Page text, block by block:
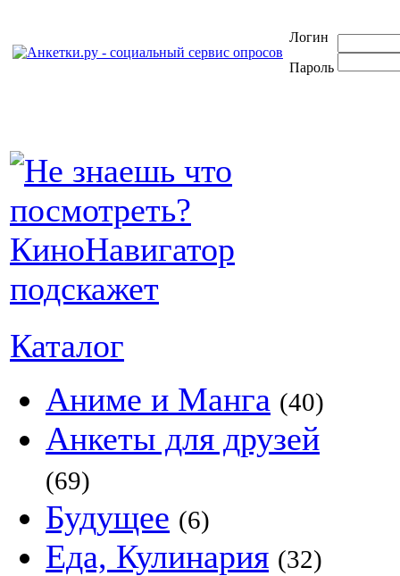
Логин
Пароль
Каталог
Аниме и Манга (40)
Анкеты для друзей
(69)
Будущее (6)
Еда, Кулинария (32)